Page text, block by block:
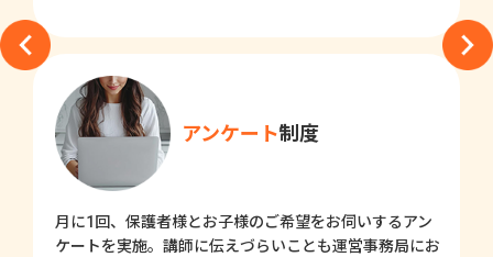
アンケート制度
月に1回、保護者様とお子様のご希望をお伺いするアン
ケートを実施。講師に伝えづらいことも運営事務局にお